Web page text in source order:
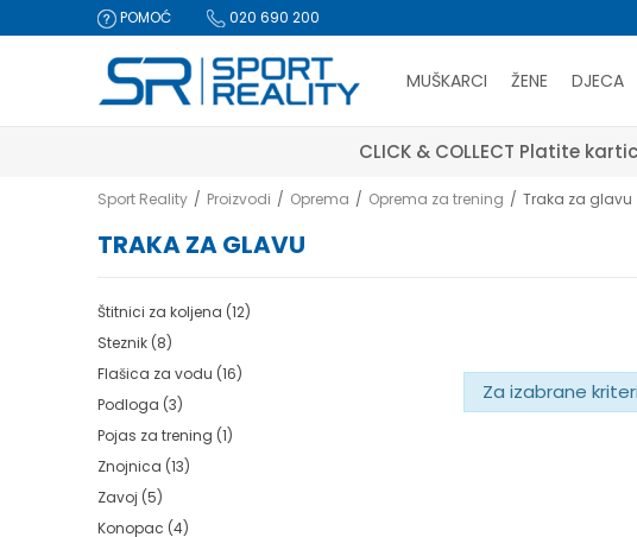
POMOĆ 020 690 200
MUŠKARCI ŽENE DJECA
CLICK & COLLECT Platite
Sport Reality Proizvodi Oprema Oprema za trening Traka za glavu
TRAKA ZA GLAVU
Štitnici za koljena (12)
Steznik (8)
Flašica za vodu (16)
Podloga (3)
Pojas za trening (1)
Znojnica (13)
Zavoj (5)
Konopac (4)
Za izabrane